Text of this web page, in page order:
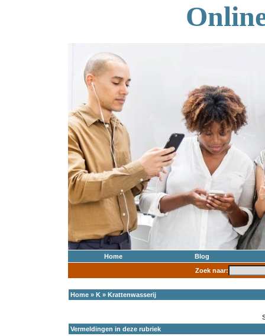
Home
Blog
Zoek naar:
Home » K » Krattenwasserij
Vermeldingen in deze rubriek